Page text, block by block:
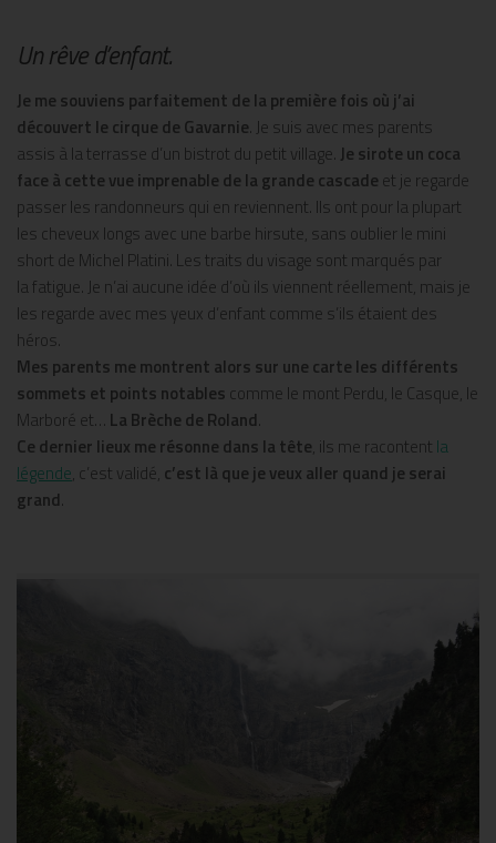
Un rêve d’enfant.
Je me souviens parfaitement de la première fois où j’ai
découvert le cirque de Gavarnie. Je suis avec mes parents
assis à la terrasse d’un bistrot du petit village. Je sirote un coca
face à cette vue imprenable de la grande cascade et je regarde
passer les randonneurs qui en reviennent. Ils ont pour la plupart
les cheveux longs avec une barbe hirsute, sans oublier le mini
short de Michel Platini. Les traits du visage sont marqués par
la fatigue. Je n’ai aucune idée d’où ils viennent réellement, mais je
les regarde avec mes yeux d’enfant comme s’ils étaient des
héros.
Mes parents me montrent alors sur une carte les différents
sommets et points notables comme le mont Perdu, le Casque, le
Marboré et… La Brèche de Roland.
Ce dernier lieux me résonne dans la tête, ils me racontent la
légende, c’est validé, c’est là que je veux aller quand je serai
grand.